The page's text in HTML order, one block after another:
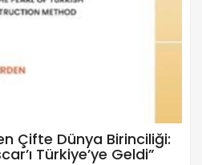
Çifte Dünya Birinciliği:
Türkiye’ye Geldi”